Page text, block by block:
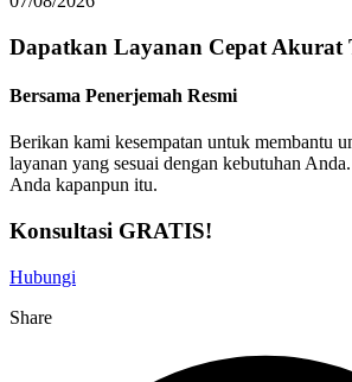
Dapatkan Layanan Cepat Akurat
Bersama Penerjemah Resmi
Berikan kami kesempatan untuk membantu
layanan yang sesuai dengan kebutuhan
Anda kapanpun itu.
Konsultasi GRATIS!
Hubungi
Share